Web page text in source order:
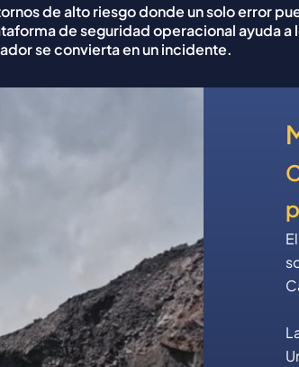
de alto riesgo donde un solo error
de seguridad operacional ayuda
se convierta en un incidente.